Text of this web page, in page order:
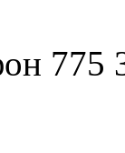
775